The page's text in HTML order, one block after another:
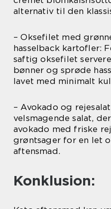
alternativ til den
– Oksefilet med
hasselback kartofler:
saftig oksefilet
bønner og sprøde
lavet med minimalt
– Avokado og
velsmagende salat,
avokado med friske
grøntsager for en let
aftensmad.
Konklusion: